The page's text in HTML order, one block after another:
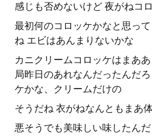
感じも否めないけど 夜がねコ
最初何のコロッケかなと思っ
ね エビはあんまりないかな
カニクリームコロッケはまあ
局昨日のあれなんだったんだ
ケかな、クリームだけの
そうだね 衣がねなんともまあ
悪そうでも美味しい味したん